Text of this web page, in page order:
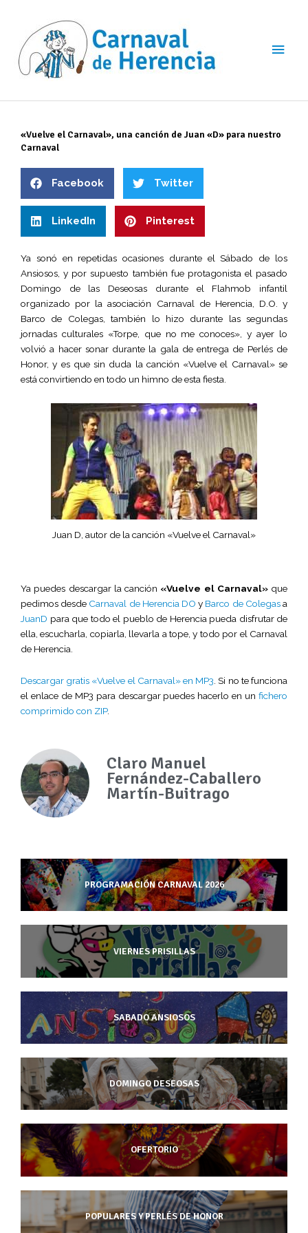
contenido
«Vuelve el Carnaval», una canción de Juan «D» para nuestro
Carnaval
Facebook Twitter
LinkedIn Pinterest
Ya sonó en repetidas ocasiones durante el Sábado de los
Ansiosos, y por supuesto también fue protagonista el pasado
Domingo de las Deseosas durante el Flahmob infantil
organizado por la asociación Carnaval de Herencia, D.O. y
Barco de Colegas, también lo hizo durante las segundas
jornadas culturales «Torpe, que no me conoces», y ayer lo
volvió a hacer sonar durante la gala de entrega de Perlés de
Honor, y es que sin duda la canción «Vuelve el Carnaval» se
está convirtiendo en todo un himno de esta fiesta.
Juan D, autor de la canción «Vuelve el Carnaval»
Ya puedes descargar la canción «Vuelve el Carnaval»que
pedimos desde Carnaval de Herencia DO y Barco de Colegasa
JuanD para que todo el pueblo de Herencia pueda disfrutar de
ella, escucharla, copiarla, llevarla a tope, y todo por el Carnaval
de Herencia.
Descargar gratis «Vuelve el Carnaval» en MP3 .Si no te funciona
el enlace de MP3 para descargar puedes hacerlo en un fichero
comprimido con ZIP.
Claro Manuel
Fernández-Caballero
Martín-Buitrago
PROGRAMACIÓN CARNAVAL 2026
VIERNES PRISILLAS
SABADO ANSIOSOS
DOMINGO DESEOSAS
OFERTORIO
POPULARES Y PERLÉS DE HONOR